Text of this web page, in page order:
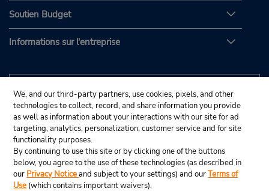
Soutien Budget
Informations sur l'entreprise
We, and our third-party partners, use cookies, pixels, and other
technologies to collect, record, and share information you provide
as well as information about your interactions with our site for ad
targeting, analytics, personalization, customer service and for site
functionality purposes.
By continuing to use this site or by clicking one of the buttons
below, you agree to the use of these technologies (as described in
our Privacy Noticeand subject to your settings) and ourTerms of
Use (which contains important waivers).